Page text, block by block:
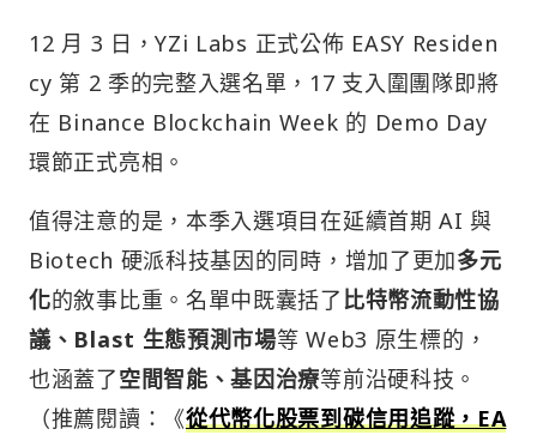
12 月 3 日，YZi Labs 正式公佈 EASY Residen
cy 第 2 季的完整入選名單，17 支入圍團隊即將
在 Binance Blockchain Week 的 Demo Day
環節正式亮相。
值得注意的是，本季入選項目在延續首期 AI 與
Biotech 硬派科技基因的同時，增加了更加多元
化的敘事比重。名單中既囊括了 比特幣流動性協
議、Blast 生態預測市場等 Web3 原生標的，
也涵蓋了空間智能、基因治療等前沿硬科技。
（推薦閱讀：《從代幣化股票到碳信用追蹤，EA